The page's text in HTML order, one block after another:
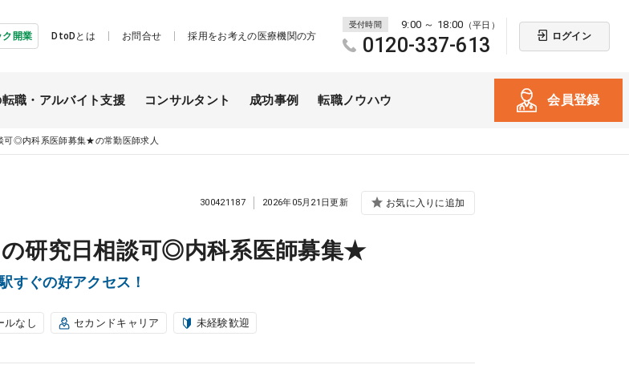
ク開業 DtoDとは お問合せ 採用をお考えの医療機関の方
受付時間 9:00 ～ 18:00 （平日）
0120-337-613 ログイン
職・ アルバイト支援 コンサルタント 成功事例 転職ノウハウ 会員登録
可◎内科系医師募集★の常勤医師求人
研究日相談可◎内科系医師募集★
すぐの好アクセス！
300421187 2026年05月21日更新 お気に入りに追加
ルなし セカンドキャリア 未経験歓迎